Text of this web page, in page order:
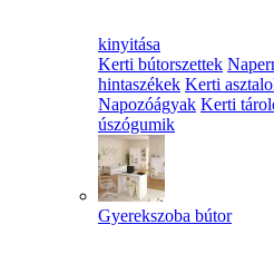
kinyitása
Kerti bútorszettek
hintaszékek Kerti
Napozóágyak Kerti
úszógumik
Gyerekszoba bútor